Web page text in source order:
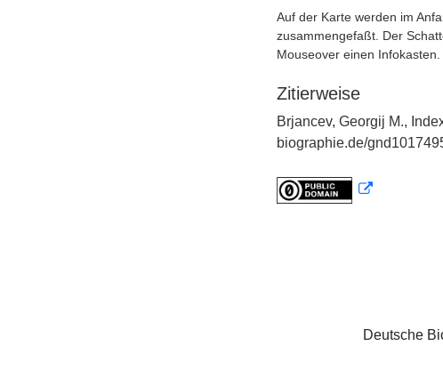
Auf der Karte werden im
zusammengefaßt. Der
Mouseover einen
Zitierweise
Brjancev, Georgij M.,
biographie.de/
Deutsche